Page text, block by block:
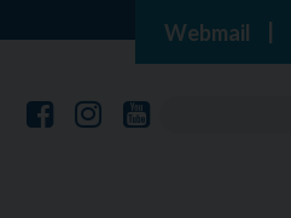
Webmail